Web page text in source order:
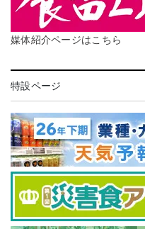
媒体紹介ページはこちら
特設ページ